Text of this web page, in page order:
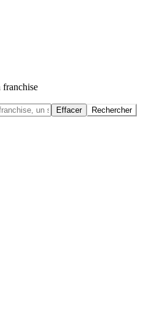
franchise
Effacer Rechercher